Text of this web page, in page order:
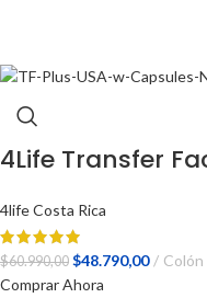
4Life Transfer
4life Costa Rica
$60.990,00 El
precio
$48.790,00El
Comprar Ahora